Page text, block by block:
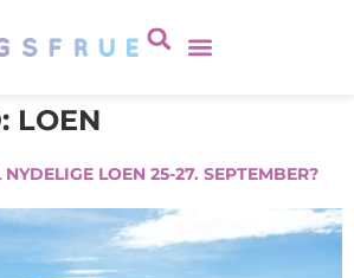
LOEN
LOEN 25-27. SEPTEMBER?